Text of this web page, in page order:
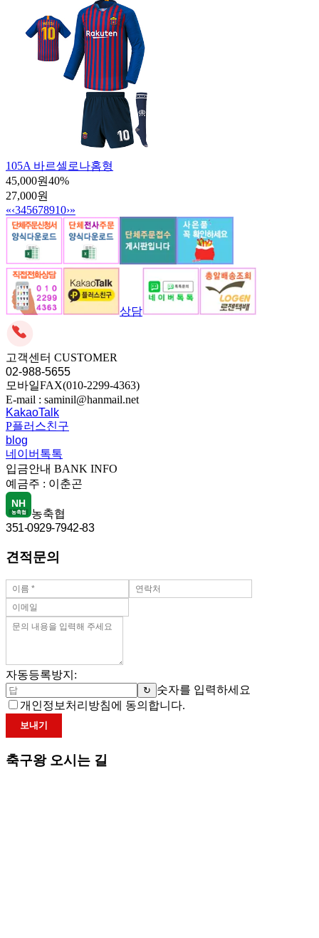
105A 바르셀로나홈형
45,000원40%
27,000원
«‹345678910›»
상담
고객센터 CUSTOMER
02-988-5655
모바일FAX(010-2299-4363)
E-mail : saminil@hanmail.net
KakaoTalk
P플러스친구
blog
네이버톡톡
입금안내 BANK INFO
예금주 : 이춘곤
NH
농축협
농축협
351-0929-7942-83
견적문의
자동등록방지:
↻
숫자를 입력하세요
개인정보처리방침에 동의합니다.
보내기
축구왕 오시는 길